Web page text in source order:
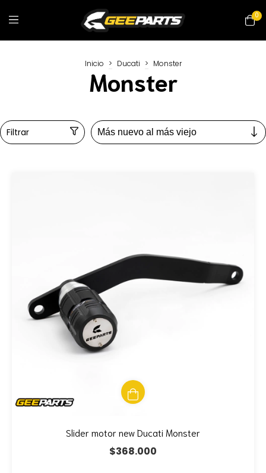
0
Inicio > Ducati > Monster
Monster
Filtrar
Slider motor new Ducati Monster
$368.000